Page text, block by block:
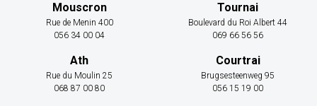
Mouscron
Rue de Menin 400
056 34 00 04
Tournai
Boulevard du Roi Albert 44
069 66 56 56
Ath
Rue du Moulin 25
068 87 00 80
Courtrai
Brugsesteenweg 95
056 15 19 00